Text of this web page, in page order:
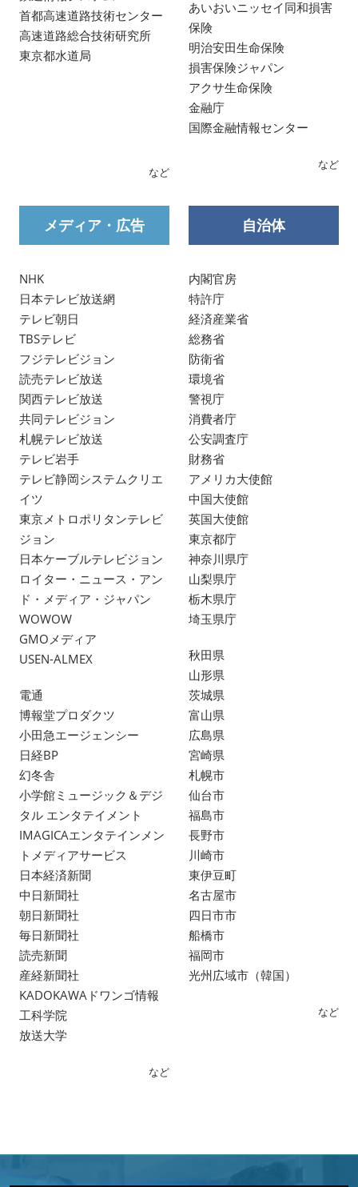
首都高速道路技術センター
高速道路総合技術研究所
東京都水道局
など
あいおいニッセイ同和損害
保険
明治安田生命保険
損害保険ジャパン
アクサ生命保険
金融庁
国際金融情報センター
など
メディア・広告
NHK
日本テレビ放送網
テレビ朝日
TBSテレビ
フジテレビジョン
読売テレビ放送
関西テレビ放送
共同テレビジョン
札幌テレビ放送
テレビ岩手
テレビ静岡システムクリエ
イツ
東京メトロポリタンテレビ
ジョン
日本ケーブルテレビジョン
ロイター・ニュース・アン
ド・メディア・ジャパン
WOWOW
GMOメディア
USEN-ALMEX
電通
博報堂プロダクツ
小田急エージェンシー
日経BP
幻冬舎
小学館ミュージック＆デジ
タル エンタテイメント
IMAGICAエンタテインメン
トメディアサービス
日本経済新聞
中日新聞社
朝日新聞社
毎日新聞社
読売新聞
産経新聞社
KADOKAWAドワンゴ情報
工科学院
放送大学
など
自治体
内閣官房
特許庁
経済産業省
総務省
防衛省
環境省
警視庁
消費者庁
公安調査庁
財務省
アメリカ大使館
中国大使館
英国大使館
東京都庁
神奈川県庁
山梨県庁
栃木県庁
埼玉県庁
秋田県
山形県
茨城県
富山県
広島県
宮崎県
札幌市
仙台市
福島市
長野市
川崎市
東伊豆町
名古屋市
四日市市
船橋市
福岡市
光州広域市（韓国）
など